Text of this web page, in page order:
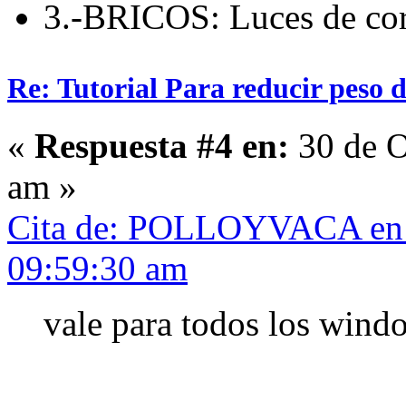
3.-BRICOS: Luces de
Re: Tutorial Para reducir peso
« Respuesta #4 en: 30 de
am »
Cita de: POLLOYVACA
09:59:30 am
vale para todos los